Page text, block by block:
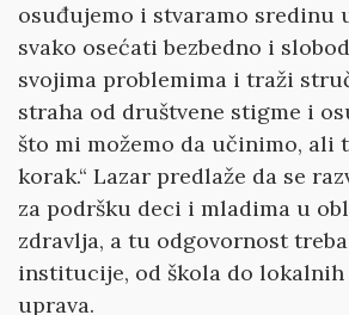
osuđujemo i stvaramo sredinu
svako osećati bezbedno i
svojima problemima i traži
straha od društvene stigme i
što mi možemo da učinimo, ali
korak.“ Lazar predlaže da se
za podršku deci i mladima u
zdravlja, a tu odgovornost
institucije, od škola do
uprava.